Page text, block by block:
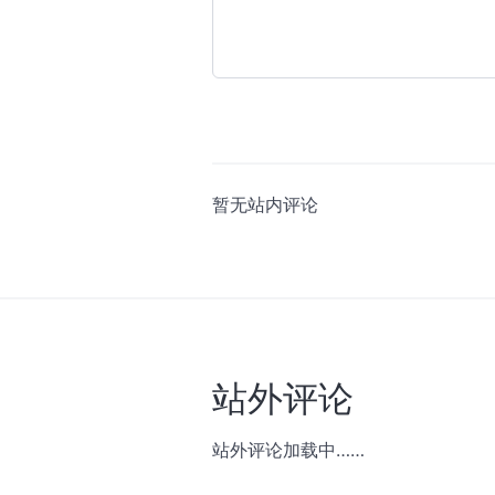
暂无站内评论
站外评论
站外评论加载中……